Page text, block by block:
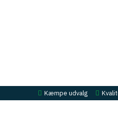
Kæmpe udvalg